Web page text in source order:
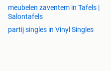
meubelen zaventem in Tafels |
Salontafels
partij singles in Vinyl Singles